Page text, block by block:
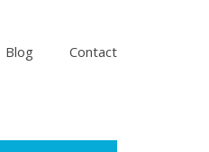
Blog Contact